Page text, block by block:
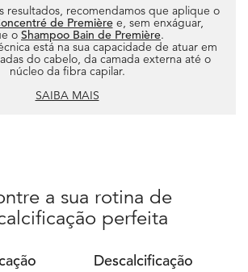
resultados, recomendamos que aplique o
de Premièree, sem enxáguar,
o Shampoo Bain de Première.
está na sua capacidade de atuar em
do cabelo, da camada externa até o
núcleo da fibra capilar.
SAIBA MAIS
a sua rotina de
perfeita
Descalcificação